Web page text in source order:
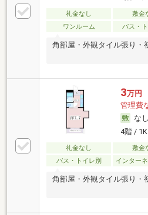
礼金なし 敷金
ワンルーム
バス・
角部屋・外観タイル張り・
3万円
管理費
なし
4階 /
礼金なし 敷金
バス・トイレ別
インター
角部屋・外観タイル張り・